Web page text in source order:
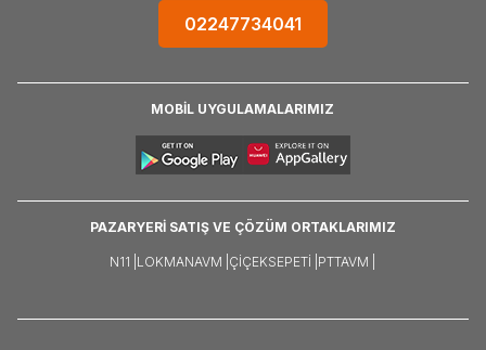
02247734041
MOBİL UYGULAMALARIMIZ
PAZARYERİ SATIŞ VE ÇÖZÜM ORTAKLARIMIZ
N11 | LOKMANAVM | ÇIÇEKSEPETI | PTTAVM |